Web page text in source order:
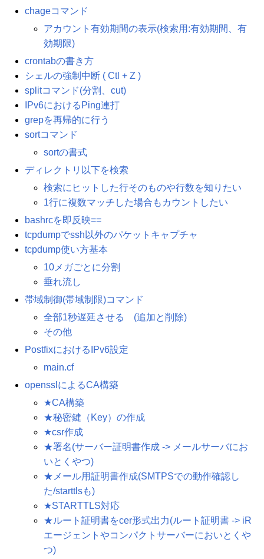
chageコマンド
アカウント有効期間の表示(検索用:有効期間、有
効期限)
crontabの書き方
シェルの強制中断 ( Ctl + Z )
splitコマンド(分割、cut)
IPv6におけるPing連打
grepを再帰的に行う
sortコマンド
sortの書式
ディレクトリ以下を検索
検索にヒットした行そのものや行数を知りたい
1行に複数マッチした場合もカウントしたい
bashrcを即反映==
tcpdumpでssh以外のパケットキャプチャ
tcpdump使い方基本
10メガごとに分割
垂れ流し
帯域制御(帯域制限)コマンド
全部1秒遅延させる (追加と削除)
その他
PostfixにおけるIPv6設定
main.cf
opensslによるCA構築
★CA構築
★秘密鍵（Key）の作成
★csr作成
★署名(サーバー証明書作成 -> メールサーバにお
いとくやつ)
★メール用証明書作成(SMTPSでの動作確認し
た/starttlsも)
★STARTTLS対応
★ルート証明書をcer形式出力(ルート証明書 -> iR
エージェントやコンパクトサーバーにおいとくや
つ)